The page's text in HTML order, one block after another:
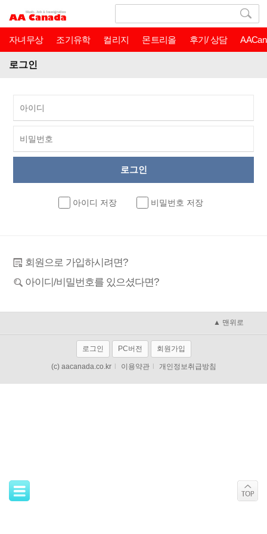
자녀무상 조기유학 컬리지 몬트리올 후기/ 상담
로그인
아이디 저장 비밀번호 저장
회원으로 가입하시려면?
아이디/비밀번호를 있으셨다면?
▲ 맨위로
로그인 PC버전 회원가입
(c) aacanada.co.kr 이용약관 개인정보취급방침